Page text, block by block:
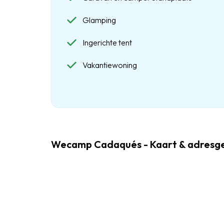
Glamping
Ingerichte tent
Vakantiewoning
Wecamp Cadaqués - Kaart &